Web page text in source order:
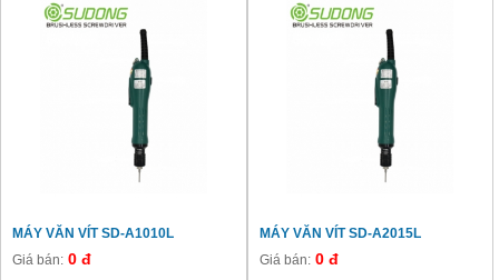
MÁY VĂN VÍT SD-A1010L
Giá bán: 0 đ
MÁY VĂN VÍT SD-A2015L
Giá bán:0 đ